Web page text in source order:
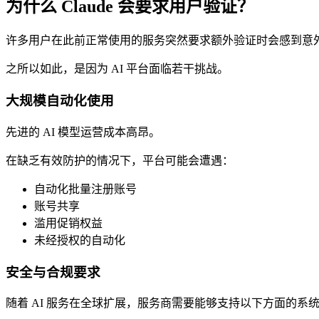
为什么 Claude 会要求用户验证？
许多用户在此前正常使用的服务突然要求额外验证时会感到意
之所以如此，是因为 AI 平台面临若干挑战。
大规模自动化使用
先进的 AI 模型运营成本高昂。
在缺乏有效防护的情况下，平台可能会遭遇：
自动化批量注册账号
账号共享
滥用促销权益
未经授权的自动化
安全与合规要求
随着 AI 服务在全球扩展，服务商需要能够支持以下方面的系统